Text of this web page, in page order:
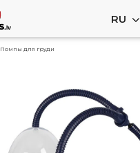
RU
Помпы для груди